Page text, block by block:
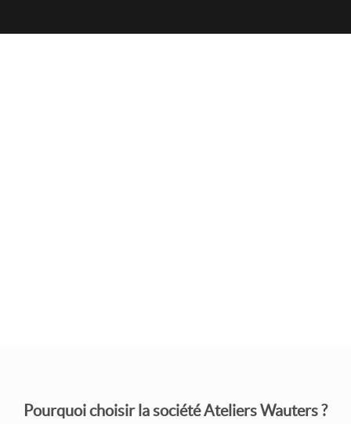
Pourquoi choisir la société Ateliers Wauters ?